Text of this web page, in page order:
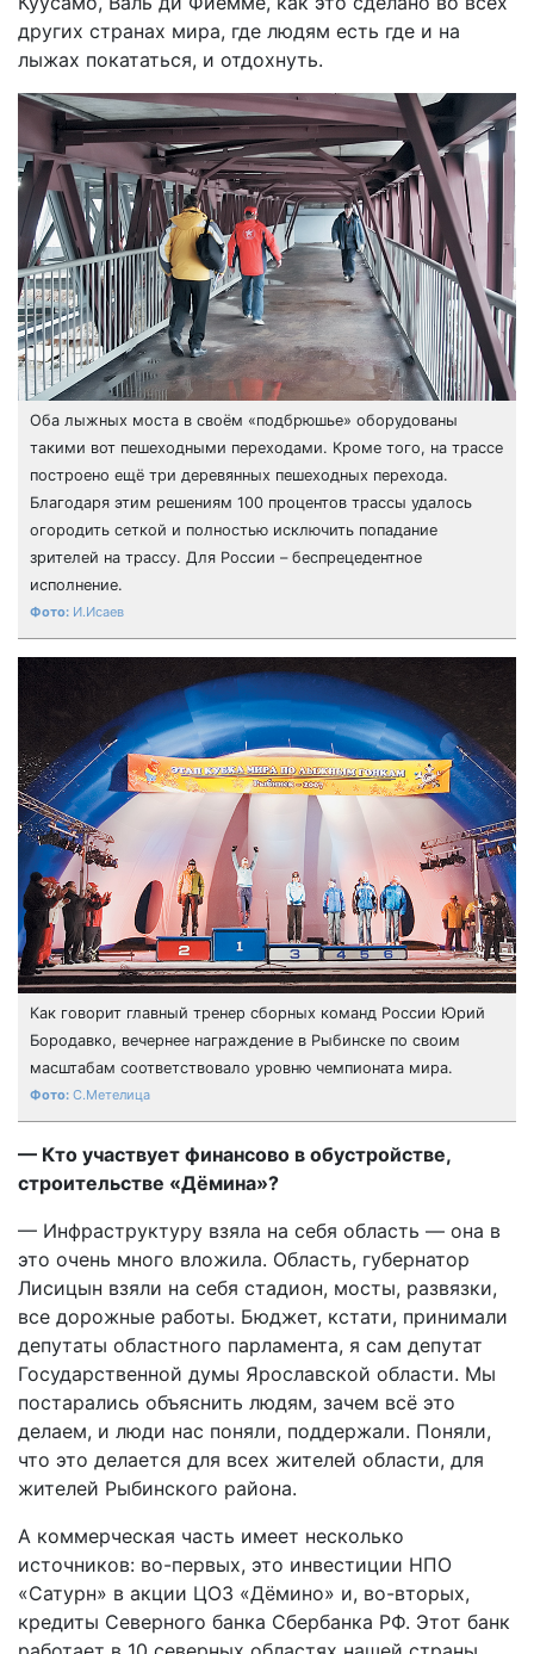
других странах мира, где людям есть где и на
лыжах покататься, и отдохнуть.
Оба лыжных моста в своём «подбрюшье» оборудованы
такими вот пешеходными переходами. Кроме того, на трассе
построено ещё три деревянных пешеходных перехода.
Благодаря этим решениям 100 процентов трассы удалось
огородить сеткой и полностью исключить попадание
зрителей на трассу. Для России – беспрецедентное
исполнение.
И.Исаев
Как говорит главный тренер сборных команд России Юрий
Бородавко, вечернее награждение в Рыбинске по своим
масштабам соответствовало уровню чемпионата мира.
С.Метелица
— Кто участвует финансово в обустройстве,
строительстве «Дёмина»?
— Инфраструктуру взяла на себя область — она в
это очень много вложила. Область, губернатор
Лисицын взяли на себя стадион, мосты, развязки,
все дорожные работы. Бюджет, кстати, принимали
депутаты областного парламента, я сам депутат
Государственной думы Ярославской области. Мы
постарались объяснить людям, зачем всё это
делаем, и люди нас поняли, поддержали. Поняли,
что это делается для всех жителей области, для
жителей Рыбинского района.
А коммерческая часть имеет несколько
источников: во-первых, это инвестиции НПО
«Сатурн» в акции ЦОЗ «Дёмино» и, во-вторых,
кредиты Северного банка Сбербанка РФ. Этот банк